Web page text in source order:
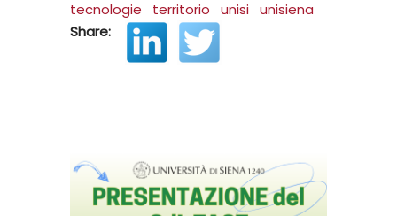
tecnologie
territorio unisi unisiena
Share: